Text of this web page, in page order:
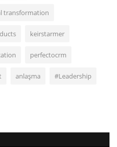
transformation
keirstarmer
perfectocrm
anlaşma #Leadership